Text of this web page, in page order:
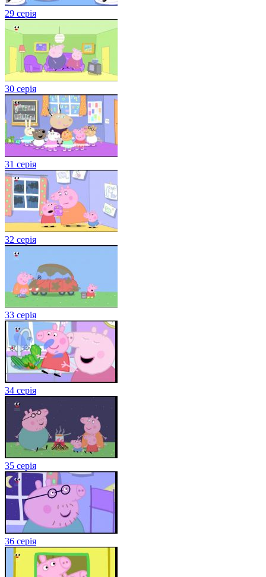
29 серія
30 серія
31 серія
32 серія
33 серія
34 серія
35 серія
36 серія